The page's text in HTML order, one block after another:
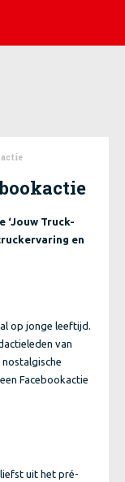
Truck-
en
op jonge leeftijd.
van
Facebookactie
uit het pré-